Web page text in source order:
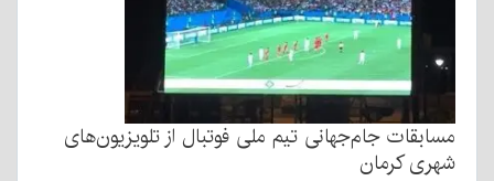
مسابقات جام‌جهانی تیم ملی فوتبال از تلویزیون‌های
شهری کرمان